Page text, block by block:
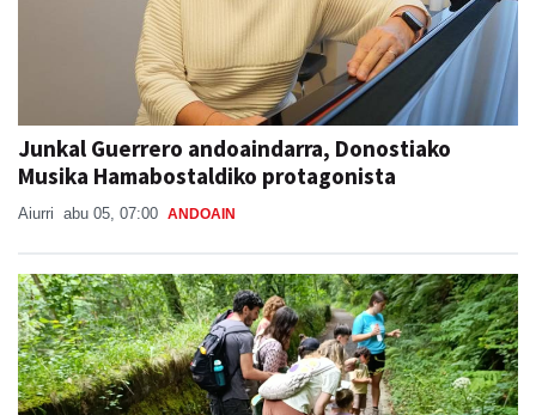
Junkal Guerrero andoaindarra, Donostiako
Musika Hamabostaldiko protagonista
Aiurri abu 05, 07:00 ANDOAIN